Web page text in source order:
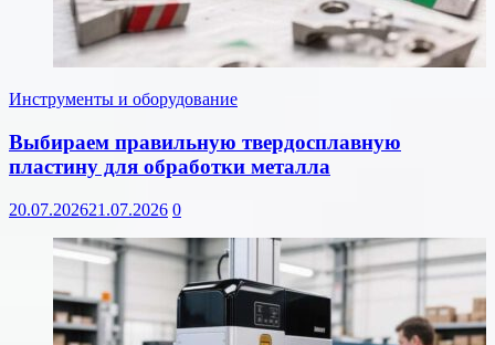
Инструменты и оборудование
Выбираем правильную твердосплавную
пластину для обработки металла
20.07.202621.07.2026 0